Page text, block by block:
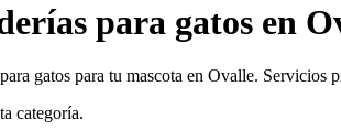
para gatos en
gatos para tu mascota en Ovalle. Servicios
categoría.